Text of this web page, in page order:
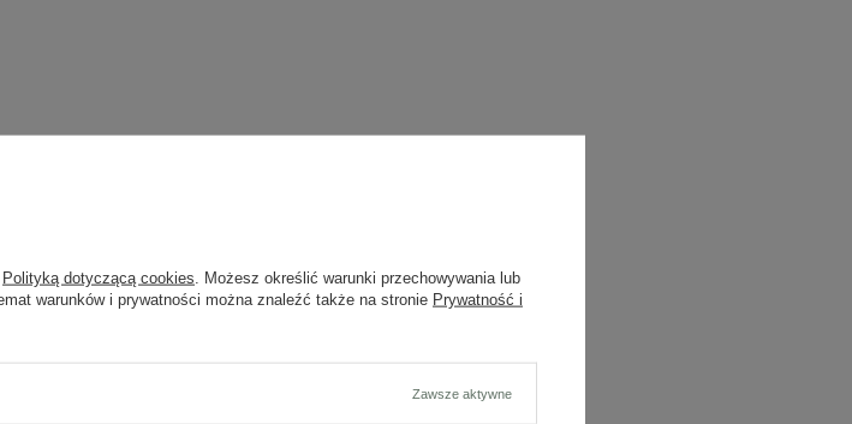
Polityką dotyczącą cookies . Możesz określić warunki przechowywania lub
warunków i prywatności można znaleźć także na stronie Prywatność i
Zawsze aktywne